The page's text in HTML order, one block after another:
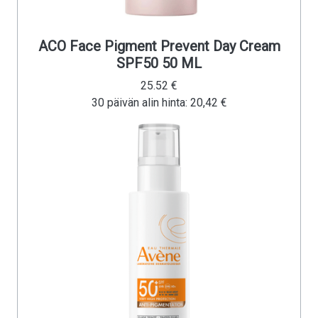
ACO Face Pigment Prevent Day Cream
SPF50 50 ML
25.52 €
30 päivän alin hinta: 20,42 €